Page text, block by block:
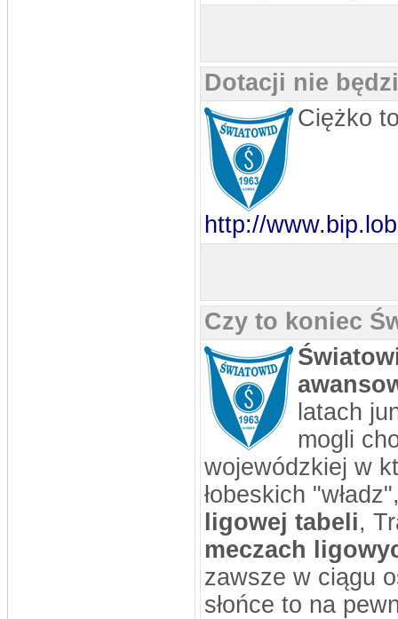
Dotacji nie
Ciężko
http://
Czy to koniec
latach
mogli
wojewódzkiej w
łobeskich
ligowej tabeli,
meczach
zawsze w ciągu
słońce to na